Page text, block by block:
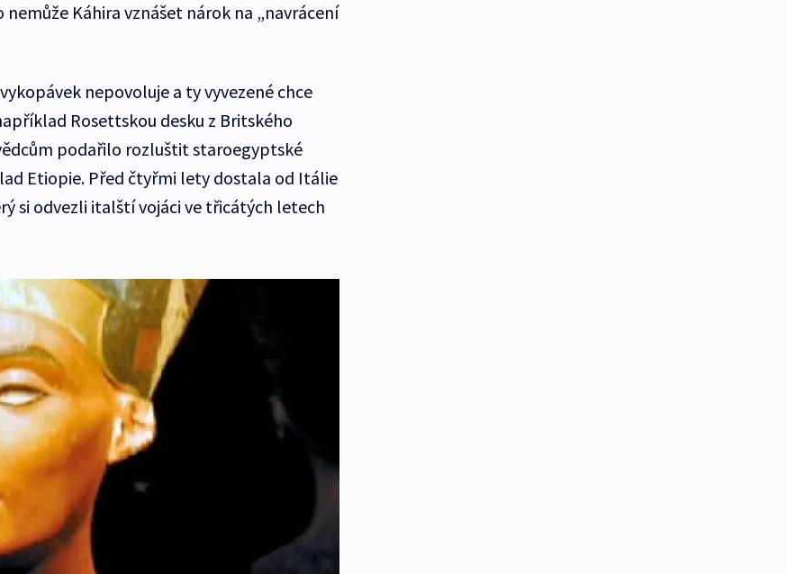
Káhira vznášet nárok na „navrácení
nepovoluje a ty vyvezené chce
Rosettskou desku z Britského
podařilo rozluštit staroegyptské
Etiopie. Před čtyřmi lety dostala od Itálie
si odvezli italští vojáci ve třicátých letech